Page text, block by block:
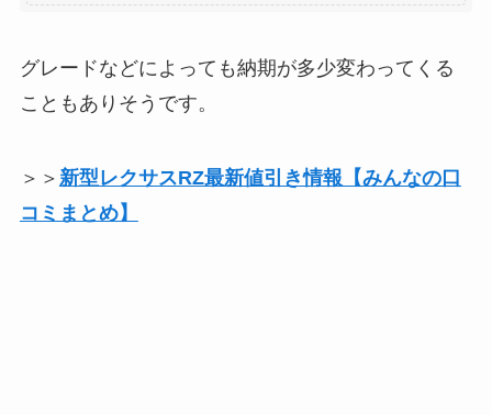
グレードなどによっても納期が多少変わってくる
こともありそうです。
＞＞ 新型レクサスRZ最新値引き情報【みんなの口
コミまとめ】